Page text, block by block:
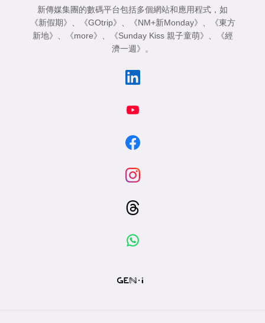
新傳媒集團的數碼平台包括多個網站和應用程式，如
《新假期》
《GOtrip》 《NM+新Monday》
《東方
新地》
《more》 《Sunday Kiss 親子童萌》
《經
濟一週》
。